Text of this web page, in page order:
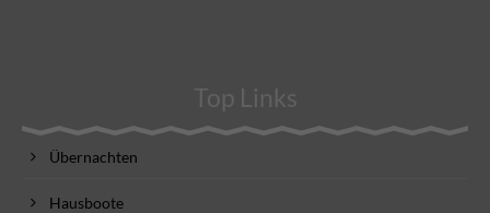
Top Links
Übernachten
Hausboote